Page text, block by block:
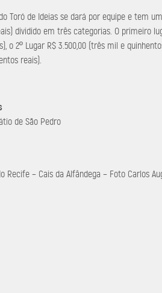
Toró de Ideias se dará por equipe e tem
dividido em três categorias. O primeiro
o 2º Lugar R$ 3.500,00 (três mil e
reais).
de São Pedro
Recife – Cais da Alfândega – Foto Carlos